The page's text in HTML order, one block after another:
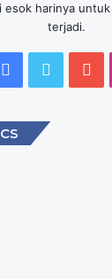
esok harinya
terjadi.
Facebook
Twitter